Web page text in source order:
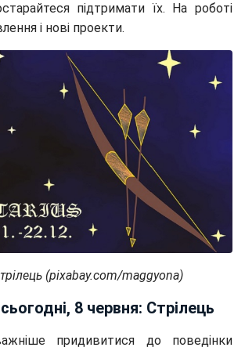
підтримати їх. На роботі
і нові проекти.
(pixabay.com/maggyona)
8 червня: Стрілець
придивитися до поведінки